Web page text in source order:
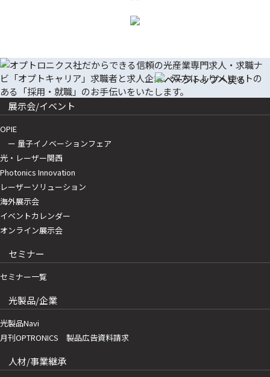
展示会/イベント
OPIE
ー 量子イノベーションフェア
光・レーザー関西
Photonics Innovation
レーザーソリューション
海外展示会
イベントカレンダー
オンライン展示会
セミナー
セミナー一覧
光製品/企業
光製品Navi
月刊OPTRONICS 製品広告資料請求
人材/事業継承